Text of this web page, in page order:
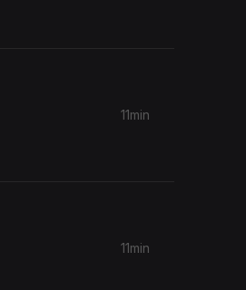
11min
11min